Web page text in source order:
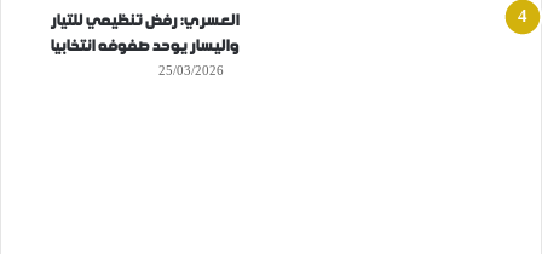
العسري: رفض تنظيمي للتيار
واليسار يوحد صفوفه انتخابيا
25/03/2026